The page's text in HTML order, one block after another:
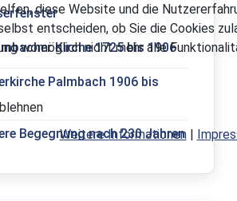
Kirche 1725 bis 1906
Palmbach 1906 bis
Begegnung nach 230 Jahren
diese Website und die
entscheiden, ob Sie die Cookies
womöglich nicht mehr alle
Weitere Informationen|